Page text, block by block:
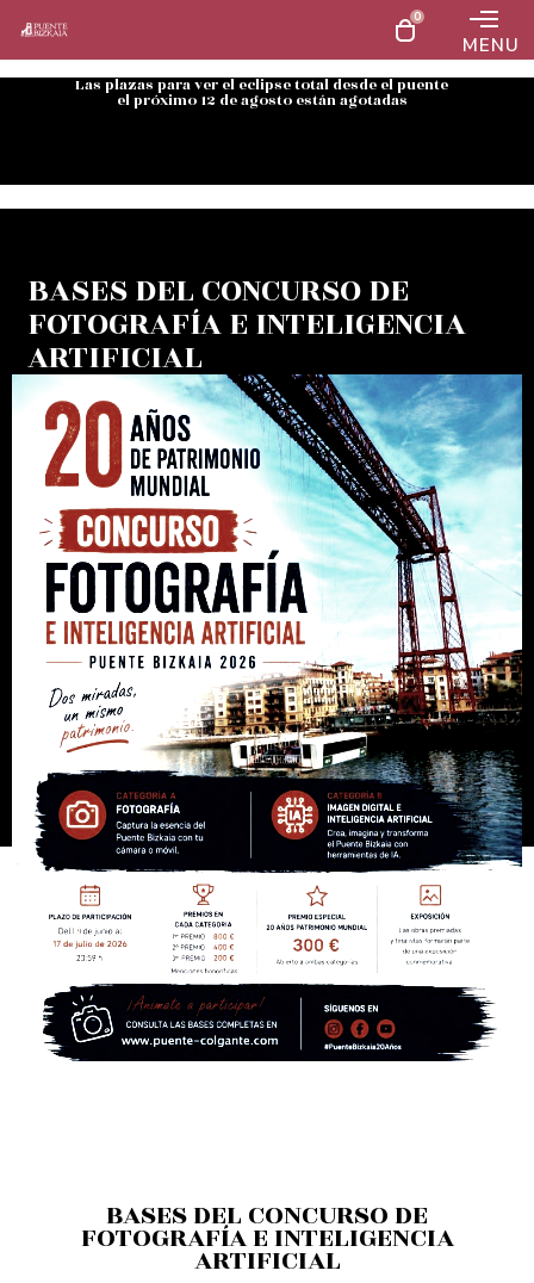
0
MENU
Las plazas para ver el eclipse total desde el puente
el próximo 12 de agosto están agotadas
BASES DEL CONCURSO DE
FOTOGRAFÍA E INTELIGENCIA
ARTIFICIAL
BASES DEL CONCURSO DE
FOTOGRAFÍA E INTELIGENCIA
ARTIFICIAL